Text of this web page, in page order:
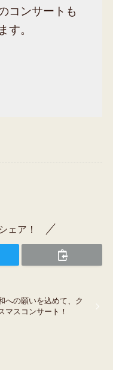
コンサートも
す。
ェア！
への願いを込めて、ク
マスコンサート！